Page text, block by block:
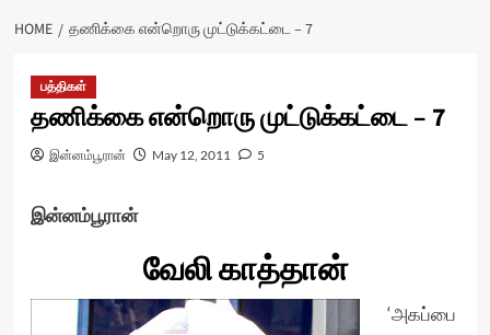
HOME தணிக்கை என்றொரு முட்டுக்கட்டை – 7
பத்திகள்
தணிக்கை என்றொரு முட்டுக்கட்டை – 7
இன்னம்பூரான் May 12, 2011 5
இன்னம்பூரான்
வேலி காத்தான்
‘அகப்பை